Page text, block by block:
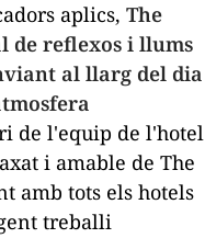
aplics, The
de reflexos i llums
al llarg del dia
de l'equip de l'hotel
i amable de The
amb tots els hotels
treballi